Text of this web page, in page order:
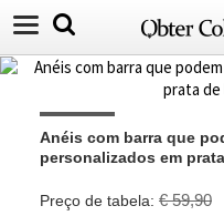
Anéis com barra que
personalizados em
Preço de tabela: € 59,90